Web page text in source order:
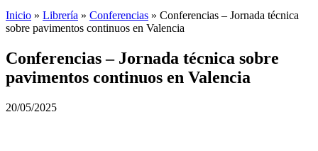
Inicio » Librería » Conferencias » Conferencias – Jornada técnica
sobre pavimentos continuos en Valencia
Conferencias – Jornada técnica sobre
pavimentos continuos en Valencia
20/05/2025